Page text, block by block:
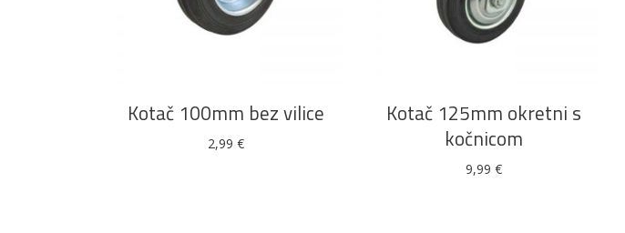
DODAJ U KOŠARICU
Kotač 100mm bez vilice
2,99€
DODAJ U KOŠARICU
Kotač 125mm okretni s
kočnicom
9,99 €